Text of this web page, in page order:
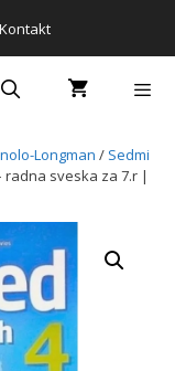
Kontakt
Menu
Longman / Sedmi
radna sveska za 7.r |